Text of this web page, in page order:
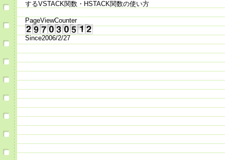
するVSTACK関数・HSTACK関数の使い方
PageViewCounter
Since2006/2/27